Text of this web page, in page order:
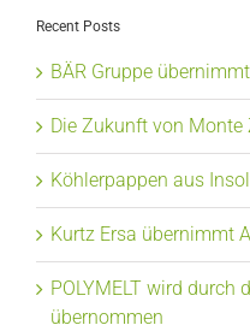
Recent Posts
BÄR Gruppe
Die Zukunft von
Köhlerpappen aus
Kurtz Ersa übernimmt
POLYMELT wird durch
übernommen